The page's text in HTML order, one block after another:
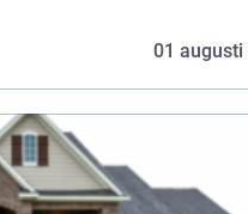
01 augusti